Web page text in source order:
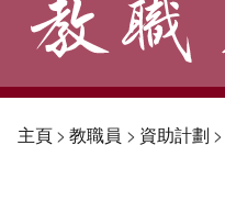
主頁> 教職員 > 資助計劃 >